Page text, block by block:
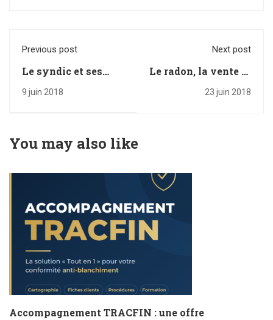
Previous post
Le syndic et ses
obligations de
9 juin 2018
Next post
Le radon, la vente et
la location : tout
23 juin 2018
You may also like
Accompagnement TRACFIN : une offre